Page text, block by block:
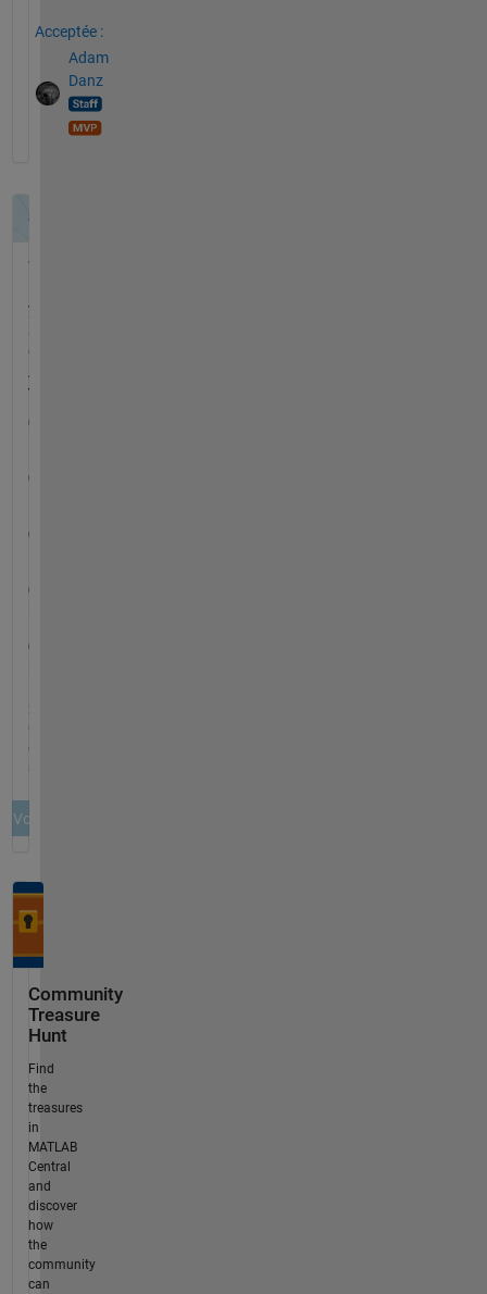
Acceptée :
Adam
Danz
Community
Treasure
Hunt
Find
the
treasures
in
MATLAB
Central
and
discover
how
the
community
can